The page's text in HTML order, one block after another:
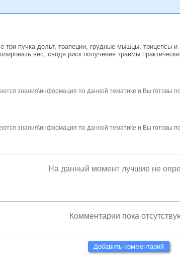
три пучка дельт, трапеции, грудные мышцы,
вес, сводя риск получения травмы
знания\информация по данной тематике и Вы готовы
знания\информация по данной тематике и Вы готовы
На данный момент лучшие не
Комментарии пока
Добавить комментарий